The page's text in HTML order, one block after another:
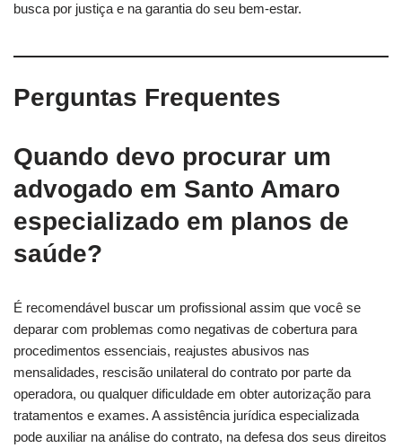
busca por justiça e na garantia do seu bem-estar.
Perguntas Frequentes
Quando devo procurar um
advogado em Santo Amaro
especializado em planos de
saúde?
É recomendável buscar um profissional assim que você se
deparar com problemas como negativas de cobertura para
procedimentos essenciais, reajustes abusivos nas
mensalidades, rescisão unilateral do contrato por parte da
operadora, ou qualquer dificuldade em obter autorização para
tratamentos e exames. A assistência jurídica especializada
pode auxiliar na análise do contrato, na defesa dos seus direitos